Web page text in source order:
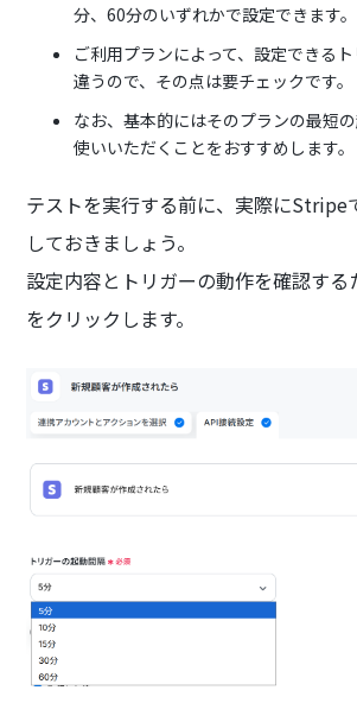
分、60分のいずれかで設定できます。
ご利用プランによって、設定できる
違うので、その点は要チェックです。
なお、基本的にはそのプランの最短
使いいただくことをおすすめします。
テストを実行する前に、実際にStripe
しておきましょう。
設定内容とトリガーの動作を確認する
をクリックします。